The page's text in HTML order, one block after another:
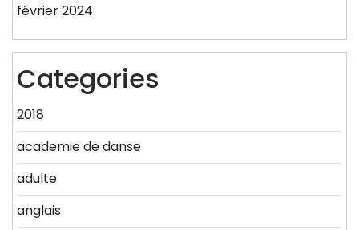
février 2024
Categories
2018
academie de danse
adulte
anglais